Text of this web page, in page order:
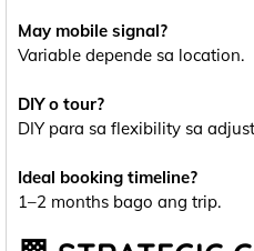
May mobile signal?
Variable depende sa location.
DIY o tour?
DIY para sa flexibility sa
Ideal booking timeline?
1–2 months bago ang trip.